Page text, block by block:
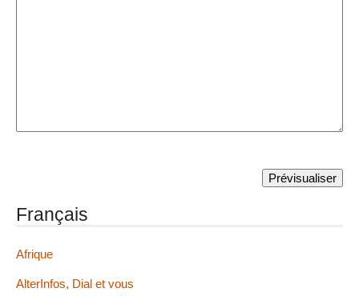
Français
Afrique
AlterInfos, Dial et vous